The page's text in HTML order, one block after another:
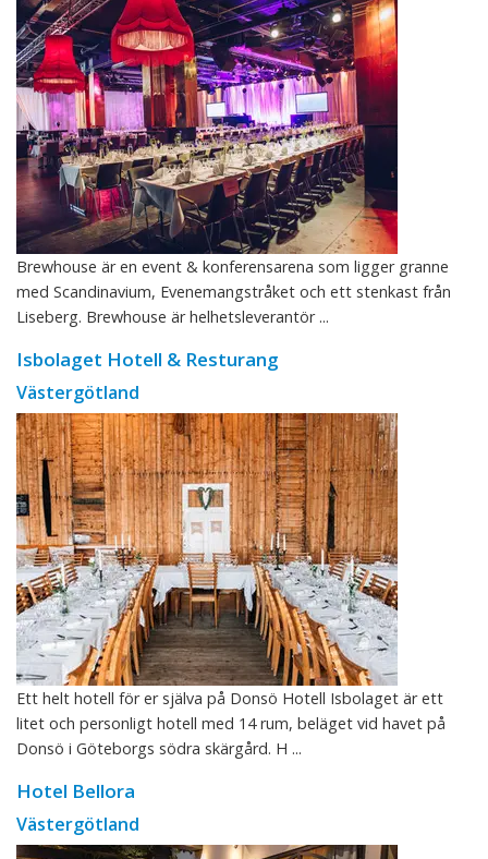
Brewhouse är en event & konferensarena som ligger granne
med Scandinavium, Evenemangstråket och ett stenkast från
Liseberg. Brewhouse är helhetsleverantör ...
Isbolaget Hotell & Resturang
Västergötland
Ett helt hotell för er själva på Donsö Hotell Isbolaget är ett
litet och personligt hotell med 14 rum, beläget vid havet på
Donsö i Göteborgs södra skärgård. H ...
Hotel Bellora
Västergötland